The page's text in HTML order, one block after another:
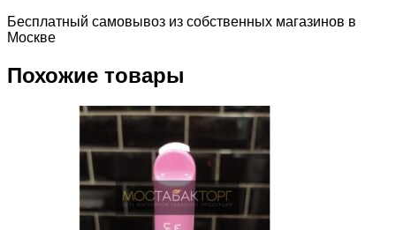
Бесплатный самовывоз из собственных магазинов в
Москве
Похожие товары